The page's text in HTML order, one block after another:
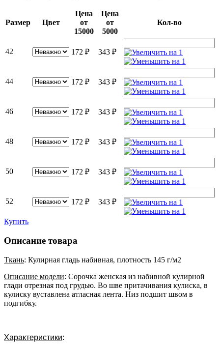
Размер Цвет
Цена
от
15000
Цена
от
5000
Кол-во
42 172 ₽ 343 ₽
44 172 ₽ 343 ₽
46 172 ₽ 343 ₽
48 172 ₽ 343 ₽
50 172 ₽ 343 ₽
52 172 ₽ 343 ₽
Купить
Описание товара
Ткань: Кулирная гладь набивная, плотность 145 г/м2
Описание модели: Сорочка женская из набивной кулирной
глади отрезная под грудью. Во шве притачивания кулиска, в
кулиску вуставлена атласная лента. Низ подшит швом в
подгибку.
Характеристики: